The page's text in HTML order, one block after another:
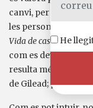
canvi, per a
les persones hem
Vida de casaés una
com es devia
resulta més senzill
de Gilead; perquè
He